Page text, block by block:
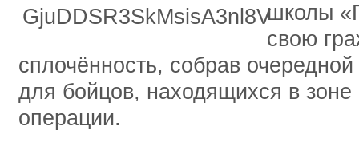
школы
свою
сплочённость, собрав
для бойцов, находящихся в
операции.